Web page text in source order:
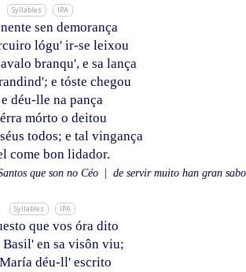
Syllables IPA
sen demorança
lógu' ir-se leixou
branqu', e sa lança
e tóste chegou
déu-lle na pança
mórto o deitou
todos; e tal vingança
come bon lidador.
que son no Céo de servir muito han gran
Syllables IPA
que vos óra dito
Basil' en sa visôn viu;
déu-ll' escrito